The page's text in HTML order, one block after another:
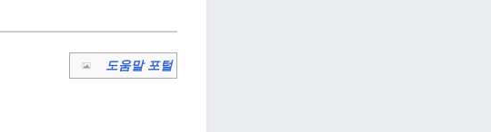
도움말 포털